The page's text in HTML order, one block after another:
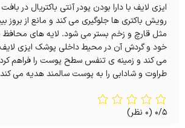
ایزی لایف با دارا بودن پودر آنتی باکتریال در
رویش باکتری ها جلوگیری می کند و مانع از بروز
مثل قارچ و زخم بستر می شود. لایه های محافظ
خود و گردش آن در محیط داخلی پوشک ایزی
می کند و زمینه ی تنفس سطح پوست را فراهم
طراوت و شادابی را به پوست سالمند هدیه می
0/5 (0 نظر)